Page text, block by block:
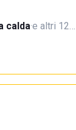
calda·e altri 12…